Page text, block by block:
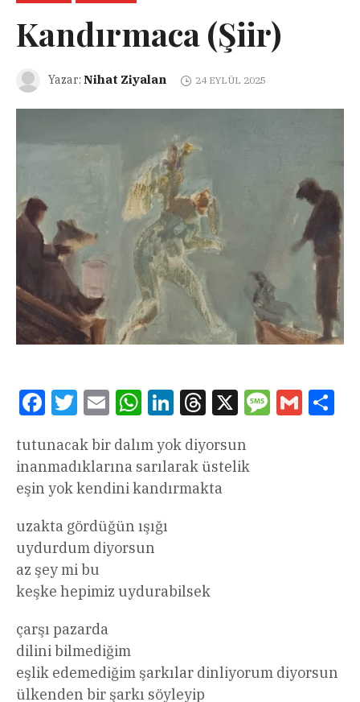
Kandırmaca (Şiir)
Yazar: Nihat Ziyalan 24 EYLÜL 2025
FacebookTwitterEmail WhatsAppLinkedInThreads
X Message
Gmail
tutunacak bir dalım yok diyorsun
inanmadıklarına sarılarak üstelik
eşin yok kendini kandırmakta
uzakta gördüğün ışığı
uydurdum diyorsun
az şey mi bu
keşke hepimiz uydurabilsek
çarşı pazarda
dilini bilmediğim
eşlik edemediğim şarkılar dinliyorum diyorsun
ülkenden bir şarkı söyleyip